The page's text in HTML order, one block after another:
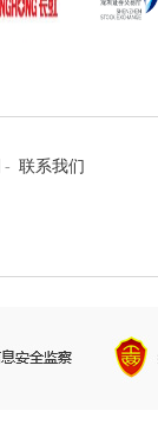
- 联系我们